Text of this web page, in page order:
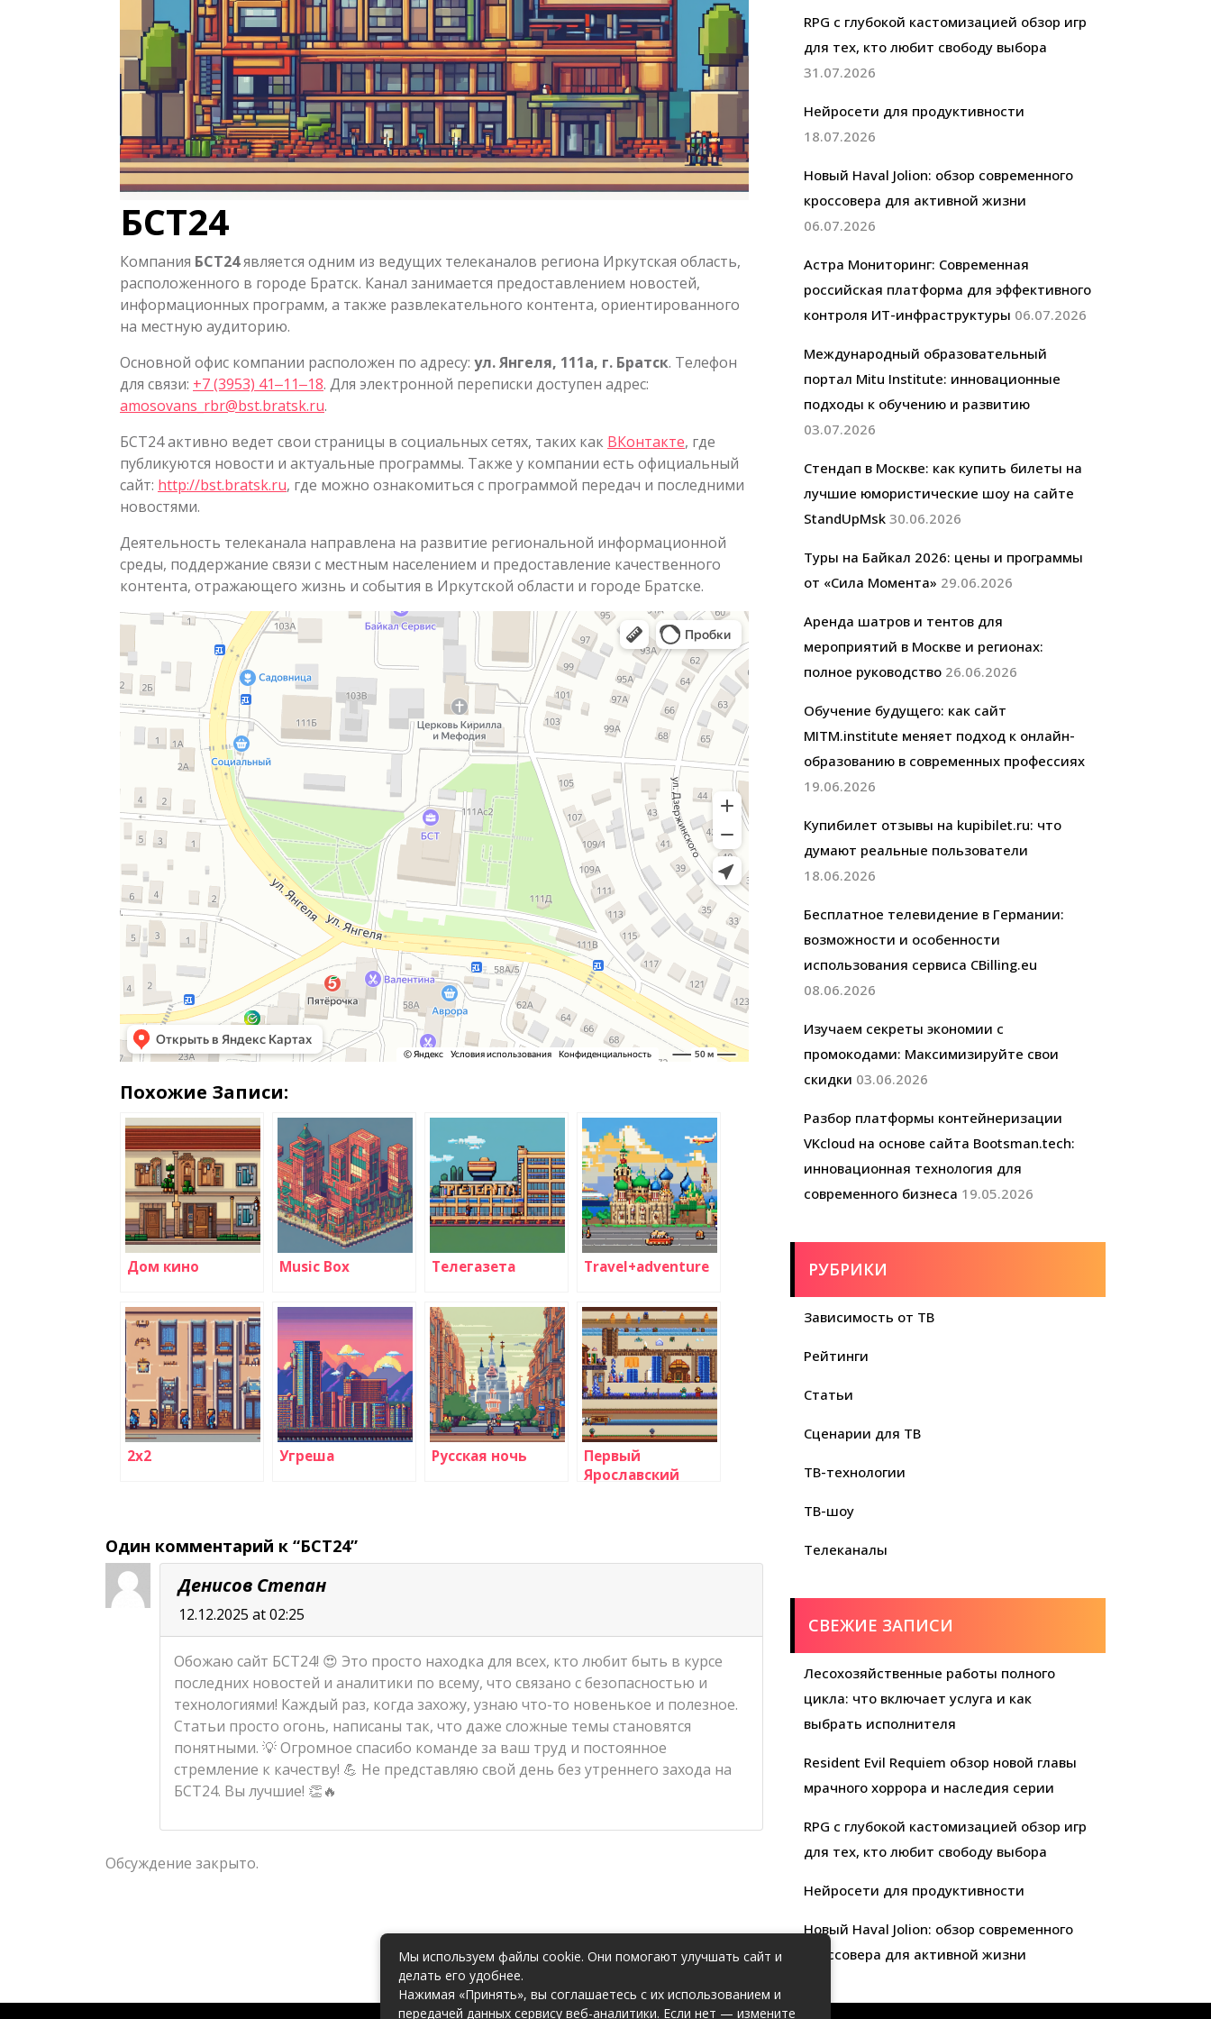
БСТ24
Компания БСТ24является одним из ведущих телеканалов региона Иркутская область,
расположенного в городе Братск. Канал занимается предоставлением новостей,
информационных программ, а также развлекательного контента, ориентированного
на местную аудиторию.
Основной офис компании расположен по адресу: ул. Янгеля, 111а, г. Братск. Телефон
для связи: +7 (3953) 41‒11‒18. Для электронной переписки доступен адрес:
amosovans_rbr@bst.bratsk.ru.
БСТ24 активно ведет свои страницы в социальных сетях, таких как ВКонтакте, где
публикуются новости и актуальные программы. Также у компании есть официальный
сайт: http://bst.bratsk.ru, где можно ознакомиться с программой передач и последними
новостями.
Деятельность телеканала направлена на развитие региональной информационной
среды, поддержание связи с местным населением и предоставление качественного
контента, отражающего жизнь и события в Иркутской области и городе Братске.
Похожие Записи:
Дом кино Music Box Телегазета Travel+adventure
2х2 Угреша Русская ночь
Первый
Ярославский
Один комментарий к “БСТ24”
Денисов Степан
12.12.2025 at 02:25
Обожаю сайт БСТ24! 😍 Это просто находка для всех, кто любит быть в курсе
последних новостей и аналитики по всему, что связано с безопасностью и
технологиями! Каждый раз, когда захожу, узнаю что-то новенькое и полезное.
Статьи просто огонь, написаны так, что даже сложные темы становятся
понятными. 💡 Огромное спасибо команде за ваш труд и постоянное
стремление к качеству! 💪 Не представляю свой день без утреннего захода на
БСТ24. Вы лучшие! 👏🔥
Обсуждение закрыто.
RPG с глубокой кастомизацией обзор игр
для тех, кто любит свободу выбора
31.07.2026
Нейросети для продуктивности
18.07.2026
Новый Haval Jolion: обзор современного
кроссовера для активной жизни
06.07.2026
Астра Мониторинг: Современная
российская платформа для эффективного
контроля ИТ-инфраструктуры 06.07.2026
Международный образовательный
портал Mitu Institute: инновационные
подходы к обучению и развитию
03.07.2026
Стендап в Москве: как купить билеты на
лучшие юмористические шоу на сайте
StandUpMsk 30.06.2026
Туры на Байкал 2026: цены и программы
от «Сила Момента» 29.06.2026
Аренда шатров и тентов для
мероприятий в Москве и регионах:
полное руководство 26.06.2026
Обучение будущего: как сайт
MITM.institute меняет подход к онлайн-
образованию в современных профессиях
19.06.2026
Купибилет отзывы на kupibilet.ru: что
думают реальные пользователи
18.06.2026
Бесплатное телевидение в Германии:
возможности и особенности
использования сервиса CBilling.eu
08.06.2026
Изучаем секреты экономии с
промокодами: Максимизируйте свои
скидки 03.06.2026
Разбор платформы контейнеризации
VKcloud на основе сайта Bootsman.tech:
инновационная технология для
современного бизнеса 19.05.2026
РУБРИКИ
Зависимость от ТВ
Рейтинги
Статьи
Сценарии для ТВ
ТВ-технологии
ТВ-шоу
Телеканалы
СВЕЖИЕ ЗАПИСИ
Лесохозяйственные работы полного
цикла: что включает услуга и как
выбрать исполнителя
Resident Evil Requiem обзор новой главы
мрачного хоррора и наследия серии
RPG с глубокой кастомизацией обзор игр
для тех, кто любит свободу выбора
Нейросети для продуктивности
Новый Haval Jolion: обзор современного
кроссовера для активной жизни
Мы используем файлы cookie. Они помогают улучшать сайт и
делать его удобнее.
Нажимая «Принять», вы соглашаетесь с их использованием и
передачей данных сервису веб-аналитики. Если нет — измените